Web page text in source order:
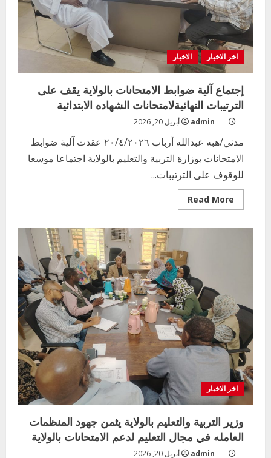
اخر الاخبار الاخبار
إجتماع آلية ضوابط الامتحانات بالولاية يقف على
الترتيبات النهائيةلامتحانات الشهاده الابتدائية
admin أبريل 20, 2026
مدني/هبه عبدالله أرباب ٢٠/٤/٢٠٢٦ عقدت آلية ضوابط
الامتحانات بوزارة التربية والتعليم بالولاية اجتماعا موسعا
للوقوف على الترتيبات...
Read More
more
ضوابط
الامتحانات
بالولاية
يقف
على
الترتيبات
النهائيةلامتحانات
الشهاده
الابتدائية
اخر الاخبار
وزير التربية والتعليم بالولاية يثمن جهود المنظمات
العامله في مجال التعليم لدعم الامتحانات بالولاية
admin أبريل 20, 2026